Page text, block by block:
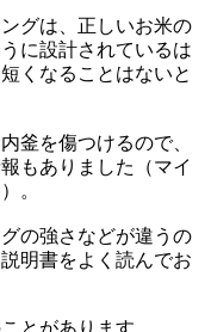
グは、正しいお米の
に設計されているは
くなることはないと
釜を傷つけるので、
もありました（マイ
。
の強さなどが違うの
明書をよく読んでお